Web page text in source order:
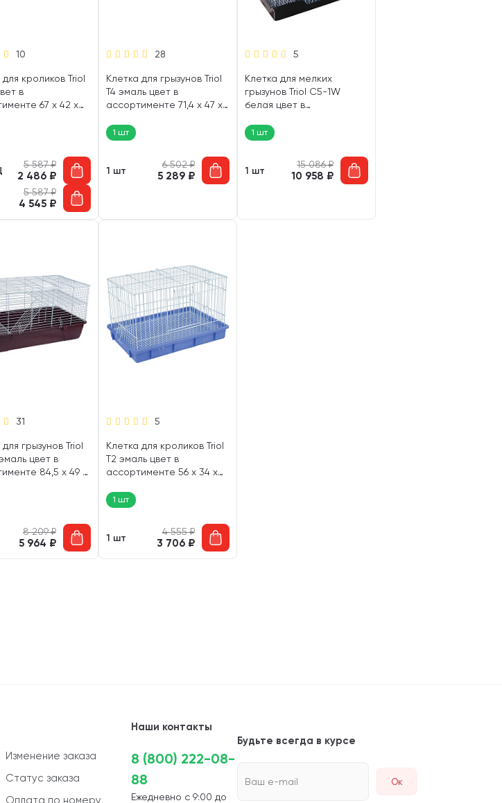
10
для кроликов Triol
в
67 х 42 х
5 587₽
2 486 ₽
5 587₽
4 545 ₽
28
Клетка для грызунов Triol
T4 эмаль цвет в
ассортименте 71,4 х 47 х
1 шт
1 шт
6 502₽
5 289 ₽
5
Клетка для мелких
грызунов Triol C5-1W
белая цвет в
см (1 шт)
1 шт
1 шт
15 086₽
10 958 ₽
31
грызунов Triol
эмаль цвет в
84,5 х 49 х
8 209₽
5 964 ₽
5
Клетка для кроликов Triol
T2 эмаль цвет в
ассортименте 56 х 34 х
1 шт
1 шт
4 555₽
3 706 ₽
Изменение заказа
Статус заказа
Оплата по номеру
Наши контакты
8 (800) 222-08-
88
Ежедневно с 9:00 до
Будьте всегда в курсе
Ваш e-mail